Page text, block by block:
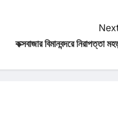
কক্সবাজার বিমানবন্দরে নিরাপত্তা